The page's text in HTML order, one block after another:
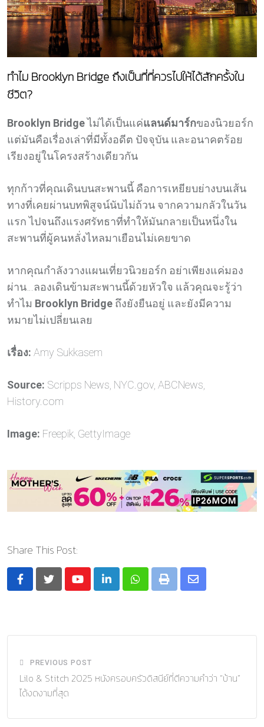
ทำไม Brooklyn Bridge ถึงเป็นที่ที่ควรไปให้ได้สักครั้งใน
ชีวิต?
Brooklyn Bridgeไม่ได้เป็นแค่แลนด์มาร์กของนิวยอร์ก
แต่มันคือเรื่องเล่าที่มีทั้งอดีต ปัจจุบัน และอนาคตร้อย
เรียงอยู่ในโครงสร้างเดียวกัน
ทุกก้าวที่คุณเดินบนสะพานนี้ คือการเหยียบย่างบนเส้น
ทางที่เคยผ่านบทพิสูจน์นับไม่ถ้วน จากความกลัวในวัน
แรก ไปจนถึงแรงศรัทธาที่ทำให้มันกลายเป็นหนึ่งใน
สะพานที่ผู้คนหลั่งไหลมาเยือนไม่เคยขาด
หากคุณกำลังวางแผนเที่ยวนิวยอร์ก อย่าเพียงแค่มอง
ผ่าน…ลองเดินข้ามสะพานนี้ด้วยหัวใจ แล้วคุณจะรู้ว่า
ทำไม Brooklyn Bridge ถึงยังยืนอยู่ และยังมีความ
หมายไม่เปลี่ยนเลย
เรื่อง: Amy Sukkasem
Source: Scripps News, NYC.gov, ABCNews,
History.com
Image: Freepik, GettyImage
Share This Post:
YoutubeLinkedInWhatsapp
Print
Share
PREVIOUS POST
Lilo & Stitch 2025 หนังครอบครัวดิสนีย์ที่ตีความคำว่า “บ้าน”
ได้งดงามที่สุด